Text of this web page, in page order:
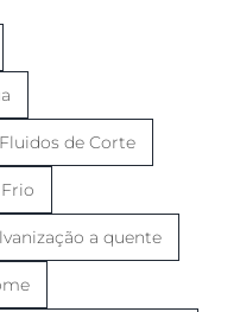
Fluidos de Corte
a quente